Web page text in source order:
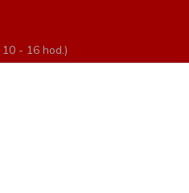
10 - 16 hod.)